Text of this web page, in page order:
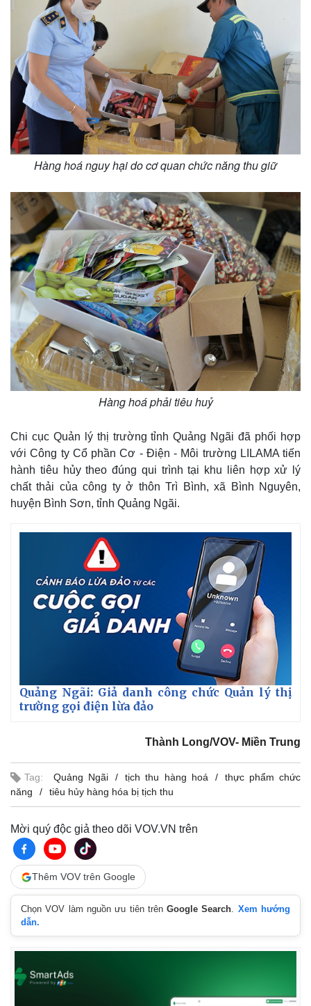
Quan sát
Cuộc sống đó đây
Hồ sơ
Multimedia
Video
E-Magazine
Infographic
Hàng hoá nguy hại do cơ quan chức năng thu giữ
Hàng hoá phải tiêu huỷ
Chi cục Quản lý thị trường tỉnh Quảng Ngãi đã phối hợp
với Công ty Cổ phần Cơ - Điện - Môi trường LILAMA tiến
hành tiêu hủy theo đúng qui trình tại khu liên hợp xử lý
chất thải của công ty ở thôn Trì Bình, xã Bình Nguyên,
huyện Bình Sơn, tỉnh Quảng Ngãi.
Quảng Ngãi: Giả danh công chức Quản lý thị
trường gọi điện lừa đảo
Thành Long/VOV- Miền Trung
Tag: Quảng Ngãi tịch thu hàng hoá
thực phẩm chức
năng
tiêu hủy hàng hóa bị tịch thu
Mời quý độc giả theo dõi VOV.VN trên
Thêm VOV trên Google
Chọn VOV làm nguồn ưu tiên trênGoogle Search. Xem hướng
dẫn.